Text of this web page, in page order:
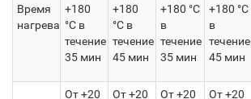
Время
нагрева
+180
°С в
течение
35 мин
+180
°С в
течение
45 мин
+180 °С
в
течение
35 мин
+180 °С
в
течение
45 мин
От +20
От +20
От +20
От +20